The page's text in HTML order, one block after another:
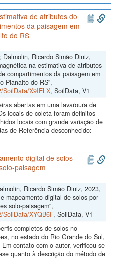
de atributos do
da paisagem em
do RS
Dalmolin, Ricardo Simão Diniz,
na estimativa de atributos
compartimentos da paisagem em
Planalto do RS",
SoilData/X9IELX, SoilData, V1
abertas em uma lavaroura de
locais de coleta foram definitos
locais com grande variação de
de Referência desconhecido;
digital de solos
paisagem
Ricardo Simão Diniz, 2023,
mapeamento digital de solos por
solo-paisagem",
XYQB6F, SoilData, V1
completos de solos no
no estado do Rio Grande do Sul,
contato com o autor, verificou-se
quanto à descrição do método de